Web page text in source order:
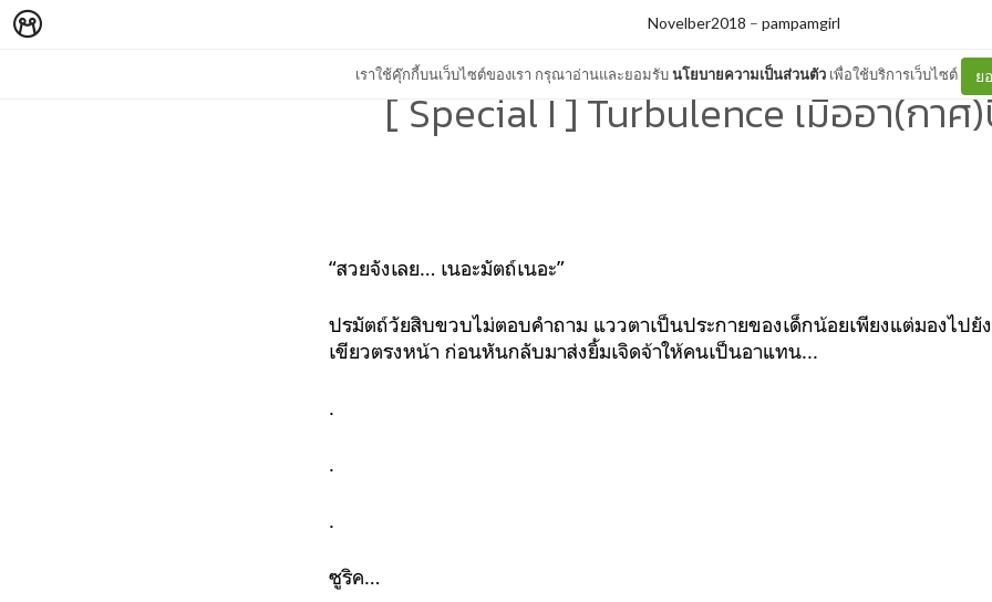
เราใช้คุ๊กกี้บนเว็บไซต์ของเรา กรุณาอ่านและยอมรับนโยบายความเป็นส่วนตัว เพื่อใช้บริการเว็บไซต์ ย
Novelber2018 – pampamgirl
[ Special I ] Turbulence เมื่ออา(กา
“สวยจังเลย… เนอะมัตถ์เนอะ”
ปรมัตถ์วัยสิบขวบไม่ตอบคำถาม แววตาเป็นประกายของเด็กน้อยเพียงแต่มองไปยั
เขียวตรงหน้า ก่อนหันกลับมาส่งยิ้มเจิดจ้าให้คนเป็นอาแทน...
.
.
.
ซูริค…